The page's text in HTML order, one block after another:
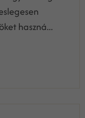
haszná...